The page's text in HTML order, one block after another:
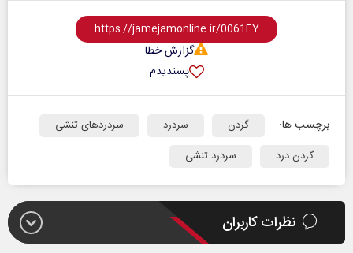
گزارش خطا
پسندیدم
برچسب ها: گردن سردرد
سردردهای تنشی
گردن درد
سردرد تنشی
نظرات کاربران